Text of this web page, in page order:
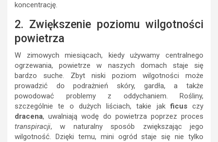
koncentrację.
2. Zwiększenie poziomu wilgotności
powietrza
W zimowych miesiącach, kiedy używamy centralnego
ogrzewania, powietrze w naszych domach staje się
bardzo suche. Zbyt niski poziom wilgotności może
prowadzić do podrażnień skóry, gardła, a także
powodować problemy z oddychaniem. Rośliny,
szczególnie te o dużych liściach, takie jakficusczy
dracena, uwalniają wodę do powietrza poprzez proces
transpiracji, w naturalny sposób zwiększając jego
wilgotność. Dzięki temu, mini ogród staje się nie tylko